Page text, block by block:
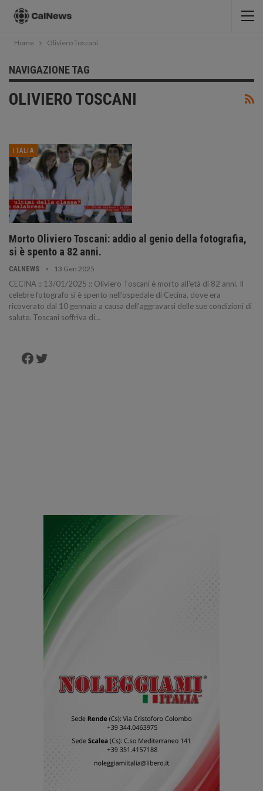
Home Oliviero Toscani
NAVIGAZIONE TAG
OLIVIERO TOSCANI
ITALIA
Morto Oliviero Toscani: addio al genio della fotografia,
si è spento a 82 anni.
CALNEWS 13 Gen 2025
CECINA :: 13/01/2025 :: Oliviero Toscani è morto all'età di 82 anni. Il
celebre fotografo si è spento nell'ospedale di Cecina, dove era
ricoverato dal 10 gennaio a causa dell'aggravarsi delle sue condizioni di
salute. Toscani soffriva di…
Facebook
Twitter